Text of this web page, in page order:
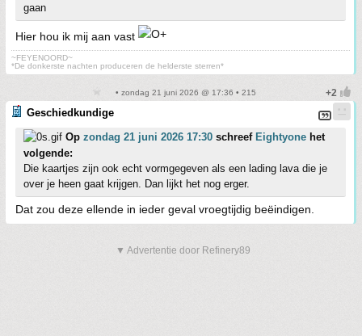
gaan
Hier hou ik mij aan vast
~FEYENOORD~
*De donkerste nachten produceren de helderste sterren*
• zondag 21 juni 2026 @ 17:36 • 215
Geschiedkundige
Op zondag 21 juni 2026 17:30 schreef Eightyone het
volgende:
Die kaartjes zijn ook echt vormgegeven als een lading lava die je
over je heen gaat krijgen. Dan lijkt het nog erger.
Dat zou deze ellende in ieder geval vroegtijdig beëindigen.
▼ Advertentie door Refinery89